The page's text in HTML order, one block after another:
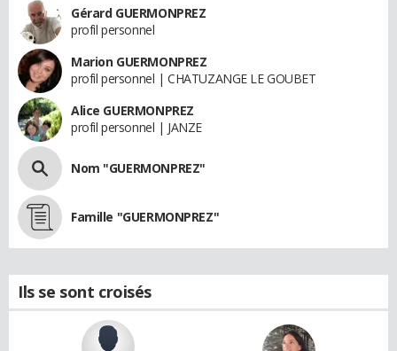
Gérard GUERMONPREZ
profil personnel
Marion GUERMONPREZ
profil personnel | CHATUZANGE LE GOUBET
Alice GUERMONPREZ
profil personnel | JANZE
Nom "GUERMONPREZ"
Famille "GUERMONPREZ"
Ils se sont croisés